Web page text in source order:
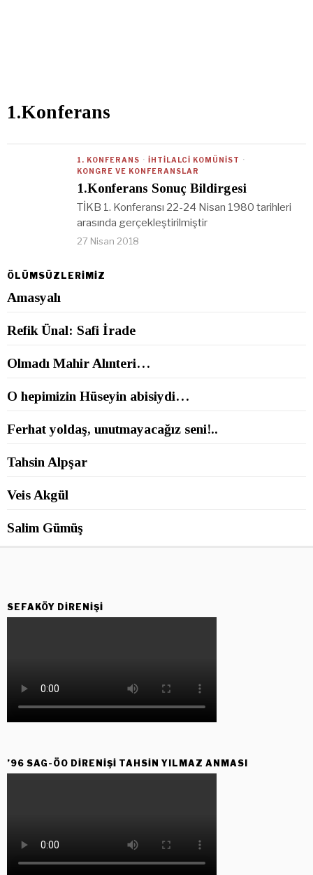
1.Konferans
1. KONFERANS · İHTILALCI KOMÜNIST ·
KONGRE VE KONFERANSLAR
1.Konferans Sonuç Bildirgesi
TİKB 1. Konferansı 22-24 Nisan 1980 tarihleri
arasında gerçekleştirilmiştir
27 Nisan 2018
ÖLÜMSÜZLERİMİZ
Amasyalı
Refik Ünal: Safi İrade
Olmadı Mahir Alınteri…
O hepimizin Hüseyin abisiydi…
Ferhat yoldaş, unutmayacağız seni!..
Tahsin Alpşar
Veis Akgül
Salim Gümüş
SEFAKÖY DIRENIŞI
’96 SAG-ÖO DİRENİŞİ TAHSİN YILMAZ ANMASI